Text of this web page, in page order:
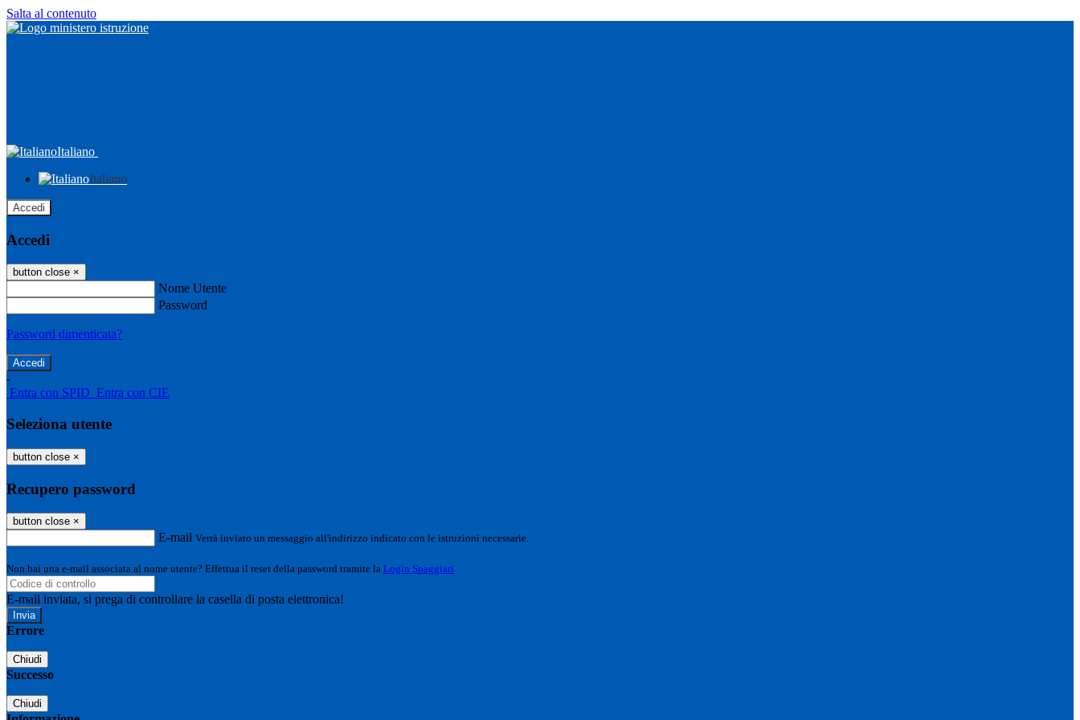
Salta al contenuto
Italiano
Italiano
Accedi
Accedi
button close ×
Nome Utente
Password
Password dimenticata?
-
Entra con SPID Entra con CIE
Seleziona utente
button close ×
Recupero password
button close ×
E-mail Verrà inviato un messaggio all'indirizzo indicato con le istruzioni necessarie.
Non hai una e-mail associata al nome utente? Effettua il reset della password tramite la Login Spaggiari
E-mail inviata, si prega di controllare la casella di posta elettronica!
Errore
Chiudi
Successo
Chiudi